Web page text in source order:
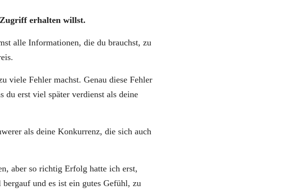
erhalten willst.
alle Informationen, die du brauchst, zu
viele Fehler machst. Genau diese Fehler
erst viel später verdienst als deine
als deine Konkurrenz, die sich auch
aber so richtig Erfolg hatte ich erst,
und es ist ein gutes Gefühl, zu